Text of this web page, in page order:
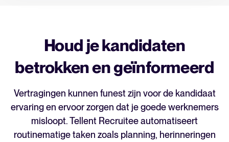
Houd je kandidaten
betrokken en geïnformeerd
Vertragingen kunnen funest zijn voor de kandidaat
ervaring en ervoor zorgen dat je goede werknemers
misloopt. Tellent Recruitee automatiseert
routinematige taken zoals planning, herinneringen